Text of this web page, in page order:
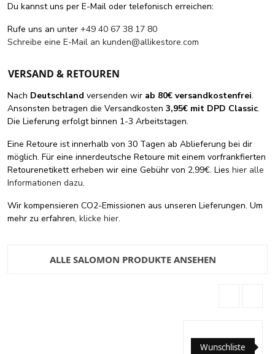
Du kannst uns per E-Mail oder telefonisch erreichen:
Rufe uns an unter +49 40 67 38 17 80
Schreibe eine E-Mail an kunden@allikestore.com
VERSAND & RETOUREN
Nach Deutschland versenden wir ab 80€ versandkostenfrei.
Ansonsten betragen die Versandkosten 3,95€ mit DPD Classic.
Die Lieferung erfolgt binnen 1-3 Arbeitstagen.
Eine Retoure ist innerhalb von 30 Tagen ab Ablieferung bei dir
möglich. Für eine innerdeutsche Retoure mit einem vorfrankfierten
Retourenetikett erheben wir eine Gebühr von 2,99€. Lies hier alle
Informationen dazu.
Wir kompensieren CO2-Emissionen aus unseren Lieferungen. Um
mehr zu erfahren, klicke hier.
ALLE SALOMON PRODUKTE ANSEHEN
Wunschliste